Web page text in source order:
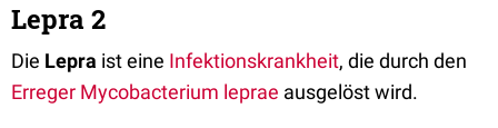
Lepra 2
Die Lepra ist eine Infektionskrankheit, die durch den
Erreger Mycobacterium leprae ausgelöst wird.